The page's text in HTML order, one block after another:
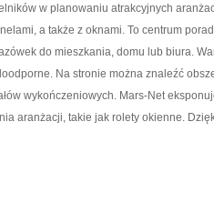
w planowaniu atrakcyjnych
a także z oknami. To centrum
do mieszkania, domu lub biura.
Na stronie można znaleźć
wykończeniowych. Mars-Net
aranżacji, takie jak rolety okienne.